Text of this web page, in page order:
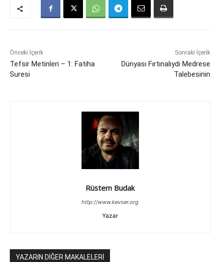
Önceki İçerik
Tefsir Metinleri – 1: Fatiha
Suresi
Sonraki İçerik
Dünyası Fırtınalıydı Medrese
Talebesinin
Rüstem Budak
http://www.kevser.org
Yazar
YAZARIN DİĞER MAKALELERİ